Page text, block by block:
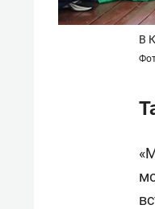
В